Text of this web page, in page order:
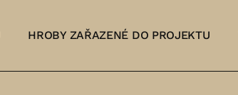
HROBY ZAŘAZENÉ DO PROJEKTU